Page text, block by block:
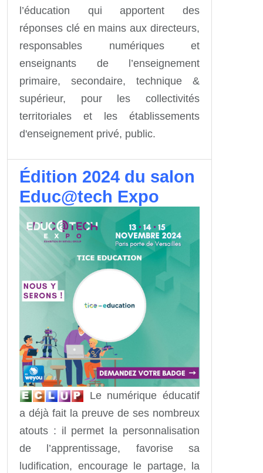
l’éducation qui apportent des
réponses clé en mains aux directeurs,
responsables numériques et
enseignants de l’enseignement
primaire, secondaire, technique &
supérieur, pour les collectivités
territoriales et les établissements
d'enseignement privé, public.
Édition 2024 du salon
Educ@tech Expo
Le numérique éducatif
a déjà fait la preuve de ses nombreux
atouts : il permet la personnalisation
de l’apprentissage, favorise sa
ludification, encourage le partage, la